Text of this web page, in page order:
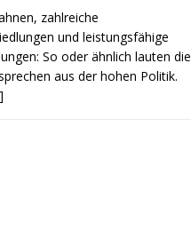
zahlreiche
und leistungsfähige
So oder ähnlich lauten die
aus der hohen Politik.